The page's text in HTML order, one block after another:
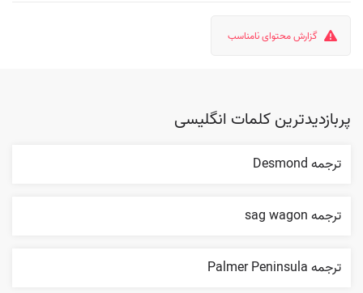
گزارش محتوای نامناسب
پربازدیدترین کلمات انگلیسی
ترجمه Desmond
ترجمه sag wagon
ترجمه Palmer Peninsula